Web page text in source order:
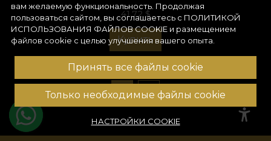
41,72 $
Купить
1 2
вам желаемую функциональность. Продолжая
пользоваться сайтом, вы соглашаетесь с ПОЛИТИКОЙ
ИСПОЛЬЗОВАНИЯ ФАЙЛОВ COOKIE и размещением
файлов cookie с целью улучшения вашего опыта.
Принять все файлы cookie
Только необходимые файлы cookie
НАСТРОЙКИ COOKIE